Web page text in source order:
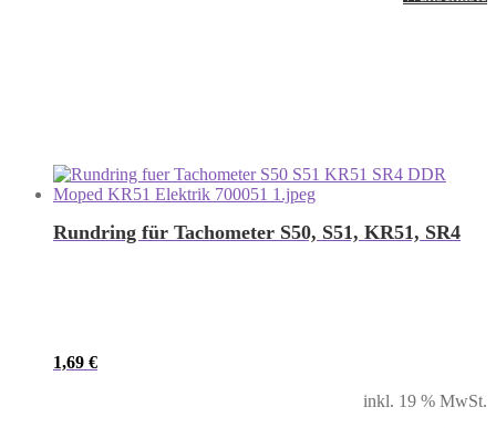
Rundring für Tachometer S50, S51, KR51, SR4
1,69 €
inkl. 19 % MwSt.